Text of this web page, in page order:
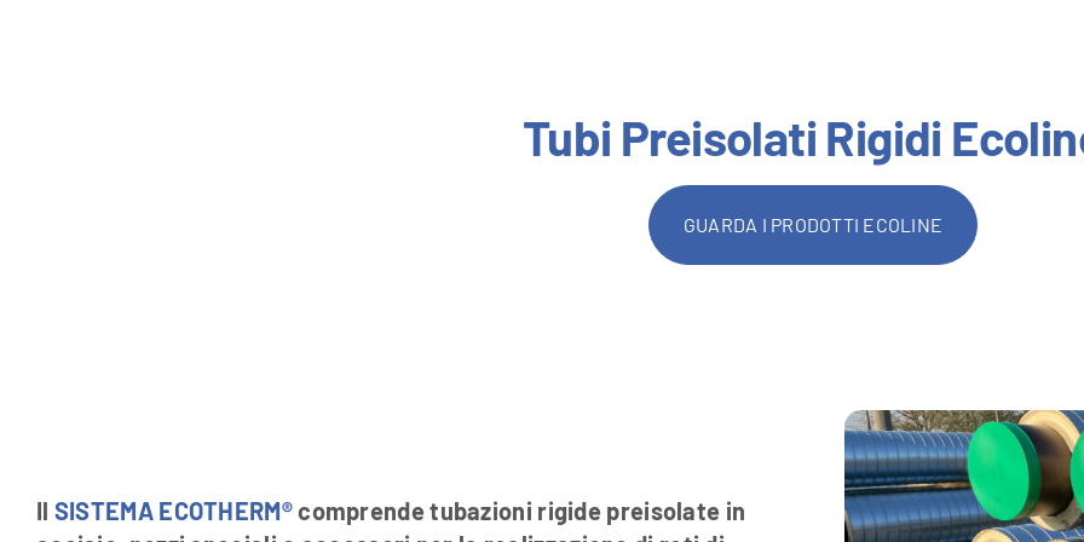
Tubi Preisolati Rigidi
GUARDA I PRODOTTI ECOLINE
Il SISTEMA ECOTHERM®comprende tubazioni rigide preisolate in